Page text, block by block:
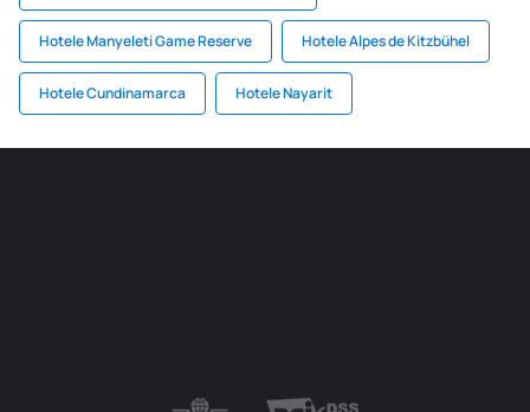
Hotele Manyeleti Game Reserve Hotele Alpes de Kitzbühel
Hotele Cundinamarca Hotele Nayarit